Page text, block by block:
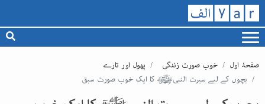
صفحۂ اول خوب صورت زندگی
پھول اور تارے
بچوں کے لیے سیرت النبیﷺ کا ایک خوب صورت سبق